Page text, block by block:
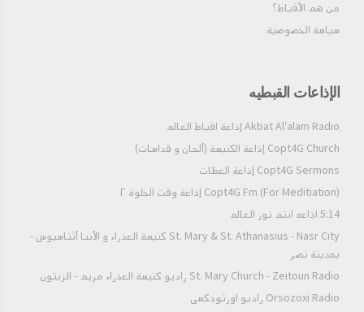
من هم الأقباط؟‎
سياسة الخصوصية
الإذاعات القبطيه
Copt4G Church إذاعة الكنيسة (ألحان و قداسات)
Copt4G Sermons إذاعة العظات
Copt4G Fm (For Meditiation) إذاعة وقت الخلوة ٢
5:14 اذاعه انتم نور العالم
St. Mary & St. Athanasius - Nasr City كنيسة العذراء و الأنبا أثناسيوس -
بمدينة نصر
St. Mary Church - Zeitoun Radio راديو كنيسة العذراء مريم - الزيتون
Orsozoxi Radio راديو اورثوذكسى